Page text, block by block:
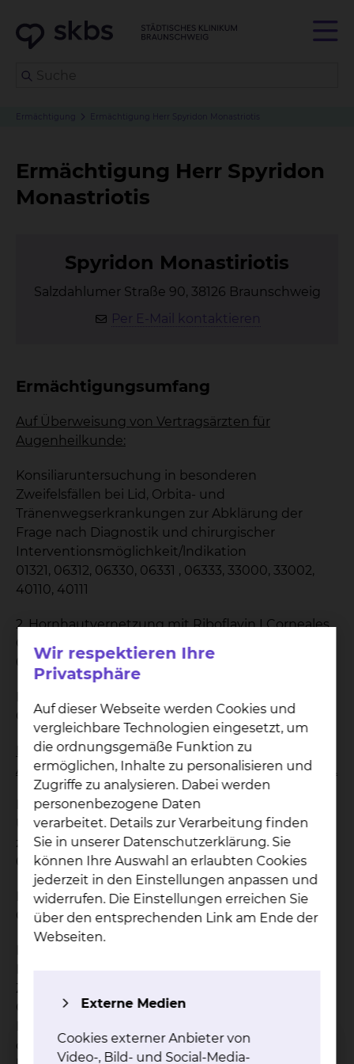
Ermächtigung Ermächtigung Herr Spyridon Monastriotis
Ermächtigung Herr Spyridon
Monastriotis
Spy­ri­don Mo­na­s­tirio­tis
Salzdahlumer Straße 90, 38126 Braunschweig
Per E-Mail kontaktieren
Ermächtigungsumfang
Auf Überweisung von Vertragsärzten für
Augenheilkunde:
Konsiliaruntersuchung in besonderen
Zweifelsfällen bei Lid, Orbita- und
Tränenwegserkrankungen zur Abklärung der
Frage nach Diagnostik und chirurgischer
Interventionsmöglichkeit/lndikation
01321, 06312, 06330, 06331 , 06333, 33000, 33002,
40110, 40111
2. Hornhautvernetzung mit Riboflavin I Corneales
Crosslinking
01321, 31364, 31738
Quartal begrenzt.
Il. Auf Überweisung von Vertraasärzten für
Augenheilkunde und Kinder- und Jugendmedizin.
Kleinchirurgischer Eingriff am Auge,
Untersuchung bei Frühgeborenenretinopathien
zur Diagnostik und zur Therapielenkung
01321, 06352, 40110, 40111
Die Fallzahlen zu Punkt Il werden auf 20 Fälle pro
Quartal begrenzt.
Ziffern, z. B. nach Änderungen der
Gebührenordnung EBM, können während der
der erbrachten Leistungen durch die KVN
Wir respektieren Ihre
Privatsphäre
Auf dieser Webseite werden Cookies und
vergleichbare Technologien eingesetzt, um
die ordnungsgemäße Funktion zu
ermöglichen, Inhalte zu personalisieren und
Zugriffe zu analysieren. Dabei werden
personenbezogene Daten
verarbeitet. Details zur Verarbeitung finden
Sie in unserer Datenschutzerklärung. Sie
können Ihre Auswahl an erlaubten Cookies
jederzeit in den Einstellungen anpassen und
widerrufen. Die Einstellungen erreichen Sie
über den entsprechenden Link am Ende der
Webseiten.
Externe Medien
Cookies externer Anbieter von
Video-, Bild- und Social-Media-